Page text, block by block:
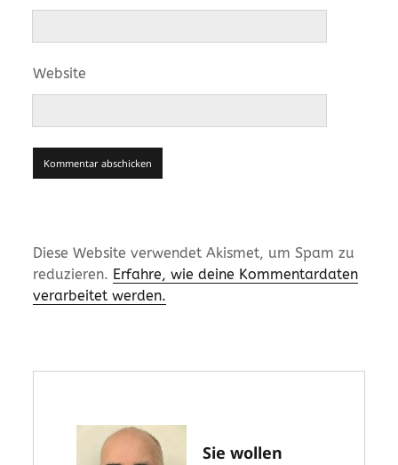
Website
Diese Website verwendet Akismet, um Spam zu
reduzieren. Erfahre, wie deine Kommentardaten
verarbeitet werden.
Sie wollen